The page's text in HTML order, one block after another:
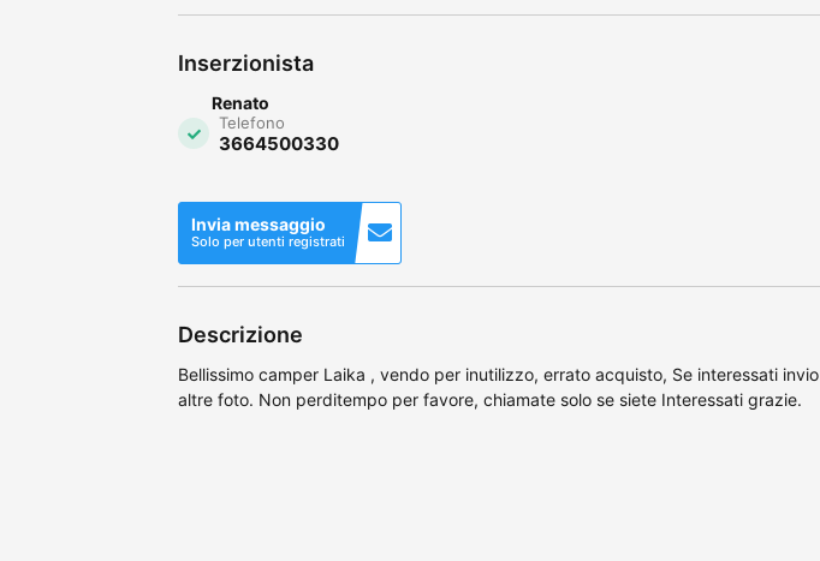
Inserzionista
Renato
Telefono
3664500330
Invia messaggio
Solo per utenti registrati
Descrizione
Bellissimo camper Laika , vendo per inutilizzo, errato acquisto, Se interessati invio
altre foto. Non perditempo per favore, chiamate solo se siete Interessati grazie.